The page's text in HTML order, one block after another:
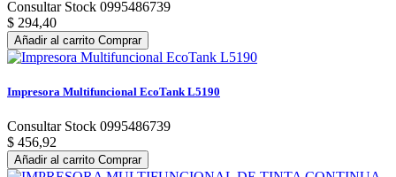
Consultar Stock 0995486739
$ 294,40
Añadir al carrito Comprar
Impresora Multifuncional EcoTank L5190
Consultar Stock 0995486739
$ 456,92
Añadir al carrito Comprar